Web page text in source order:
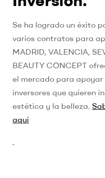
Se ha logrado un éxito
varios contratos para
MADRID, VALENCIA,
BEAUTY CONCEPT
el mercado para apoyar
inversores que quieren
estética y la belleza.
aquí